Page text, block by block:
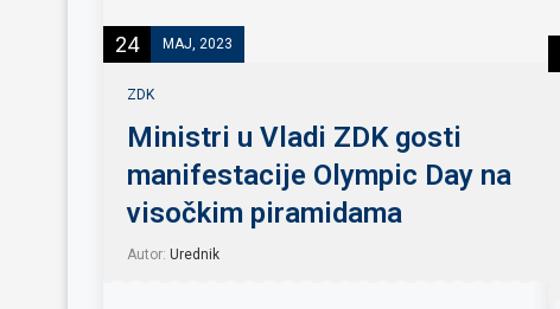
24 MAJ, 2023
ZDK
Ministri u Vladi ZDK gosti
manifestacije Olympic Day na
visočkim piramidama
Autor: Urednik